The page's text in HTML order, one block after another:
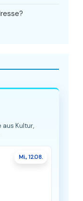
aus Kultur,
Mi., 12.08.